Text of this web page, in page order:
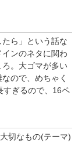
ら」という話な
ンのネタに関わ
。大ゴマが多い
ので、めちゃく
すぎるので、16ペ
切なもの(テーマ)